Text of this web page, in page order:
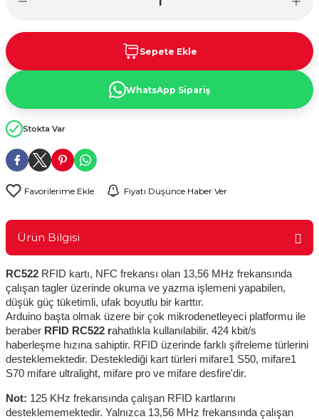
Modüller
Haberleşme
Sepete Ekle
WhatsApp Sipariş
Stokta Var
Fiyatı Düşünce Haber Ver
Ürün Bilgisi
RC522 RFID kartı, NFC frekansı olan 13,56 MHz frekansında
çalışan tagler üzerinde okuma ve yazma işlemeni yapabilen,
düşük güç tüketimli, ufak boyutlu bir karttır.
Arduino başta olmak üzere bir çok mikrodenetleyeci platformu ile
beraber RFID RC522 rahatlıkla kullanılabilir. 424 kbit/s
haberleşme hızına sahiptir. RFID üzerinde farklı şifreleme türlerini
desteklemektedir. Desteklediği kart türleri mifare1 S50, mifare1
S70 mifare ultralight, mifare pro ve mifare desfire'dir.
Not: 125 KHz frekansında çalışan RFID kartlarını
desteklememektedir. Yalnızca 13,56 MHz frekansında çalışan